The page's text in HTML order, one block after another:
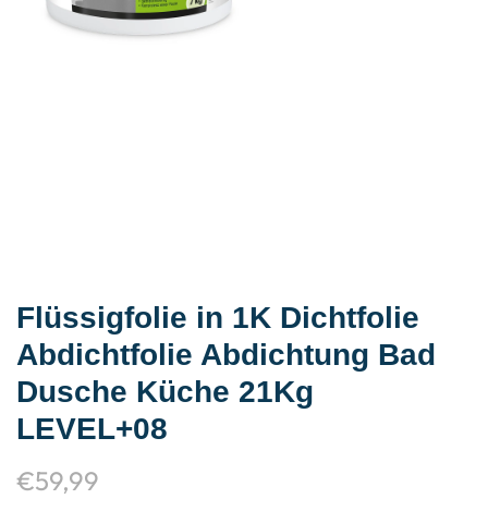
Flüssigfolie in 1K Dichtfolie
Abdichtfolie Abdichtung Bad
Dusche Küche 21Kg
LEVEL+08
€59,99